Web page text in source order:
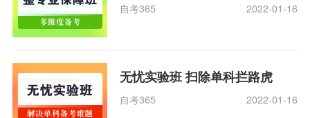
自考365 2022-01-16
无忧实验班 扫除单科拦路虎
自考365 2022-01-16